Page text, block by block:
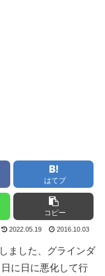
はてブ
コピー
2022.05.19 2016.10.03
ました、グラインダ
に日に悪化して行